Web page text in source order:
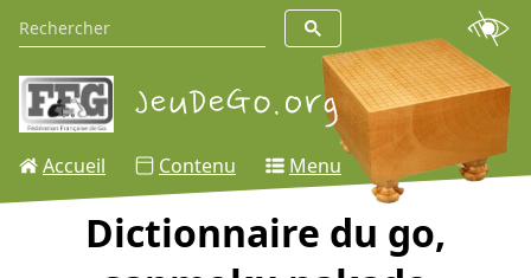
Accueil Contenu Menu
Dictionnaire du go,